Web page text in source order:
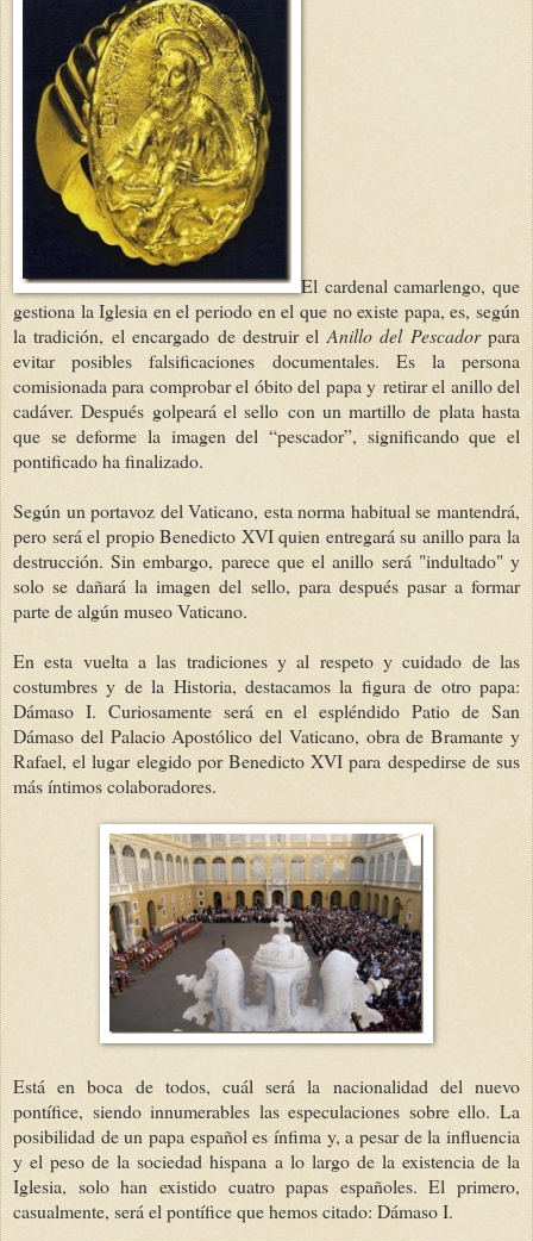
El cardenal camarlengo, que
gestiona la Iglesia en el periodo en el que no existe papa, es, según
la tradición, el encargado de destruir el Anillo del Pescadorpara
evitar posibles falsificaciones documentales. Es la persona
comisionada para comprobar el óbito del papa y retirar el anillo del
cadáver. Después golpeará el sello con un martillo de plata hasta
que se deforme la imagen del “pescador”, significando que el
pontificado ha finalizado.
Según un portavoz del Vaticano, esta norma habitual se mantendrá,
pero será el propio Benedicto XVI quien entregará su anillo para la
destrucción. Sin embargo, parece que el anillo será "indultado" y
solo se dañará la imagen del sello, para después pasar a formar
parte de algún museo Vaticano.
En esta vuelta a las tradiciones y al respeto y cuidado de las
costumbres y de la Historia, destacamos la figura de otro papa:
Dámaso I. Curiosamente será en el espléndido Patio de San
Dámaso del Palacio Apostólico del Vaticano, obra de Bramante y
Rafael, el lugar elegido por Benedicto XVI para despedirse de sus
más íntimos colaboradores.
Está en boca de todos, cuál será la nacionalidad del nuevo
pontífice, siendo innumerables las especulaciones sobre ello. La
posibilidad de un papa español es ínfima y, a pesar de la influencia
y el peso de la sociedad hispana a lo largo de la existencia de la
Iglesia, solo han existido cuatro papas españoles. El primero,
casualmente, será el pontífice que hemos citado: Dámaso I.